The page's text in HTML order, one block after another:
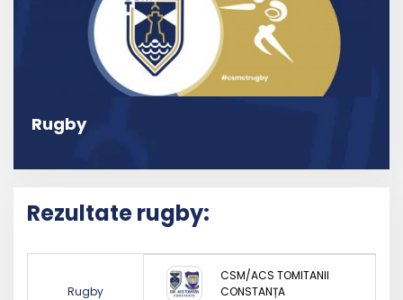
Rugby
Rezultate rugby:
Rugby
CSM/ACS TOMITANII
CONSTANȚA